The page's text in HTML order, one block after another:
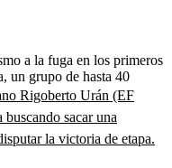
a la fuga en los primeros
un grupo de hasta 40
Rigoberto Urán (EF
sacar una
la victoria de etapa.